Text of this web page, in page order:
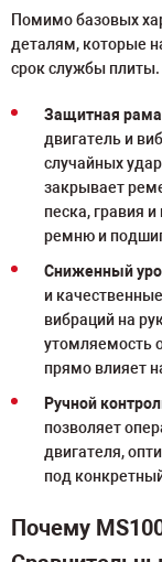
Помимо базовых
деталям, которые
срок службы плиты.
Защитная
двигатель и
случайных
закрывает
песка, гравия
ремню и
Сниженный
и
вибраций на
утомляемость
прямо влияет
Ручной
позволяет
двигателя,
под
Почему